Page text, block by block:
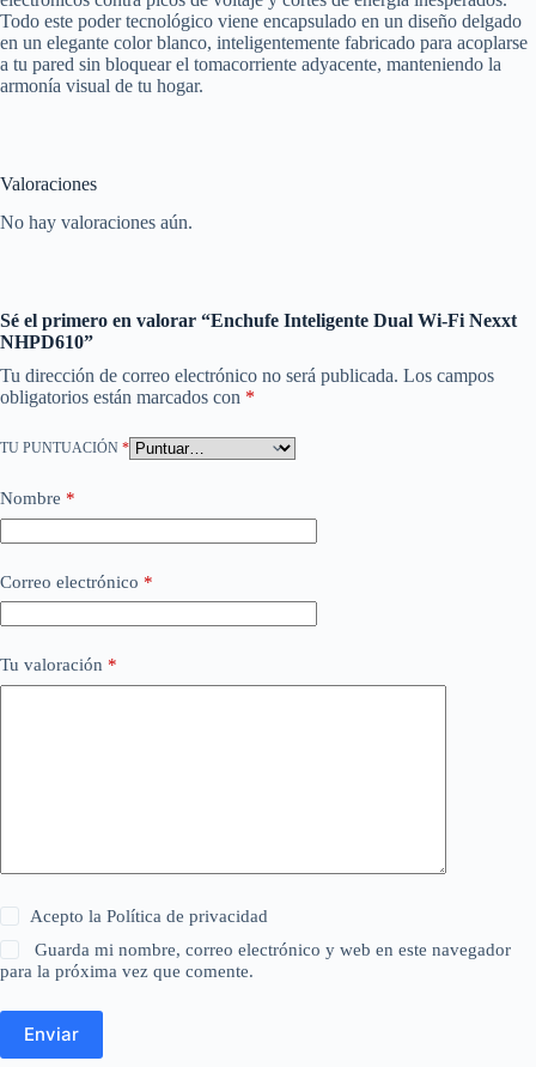
Todo este poder tecnológico viene encapsulado en un diseño delgado
en un elegante color blanco, inteligentemente fabricado para acoplarse
a tu pared sin bloquear el tomacorriente adyacente, manteniendo la
armonía visual de tu hogar.
Valoraciones
No hay valoraciones aún.
Sé el primero en valorar “Enchufe Inteligente Dual Wi-Fi Nexxt
NHPD610”
Tu dirección de correo electrónico no será publicada. Los campos
obligatorios están marcados con *
TU PUNTUACIÓN *
Nombre *
Correo electrónico *
Tu valoración *
Acepto laPolítica de privacidad
Guarda mi nombre, correo electrónico y web en este navegador
para la próxima vez que comente.
Enviar